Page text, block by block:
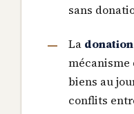
sans
La
mécanisme
biens au
conflits